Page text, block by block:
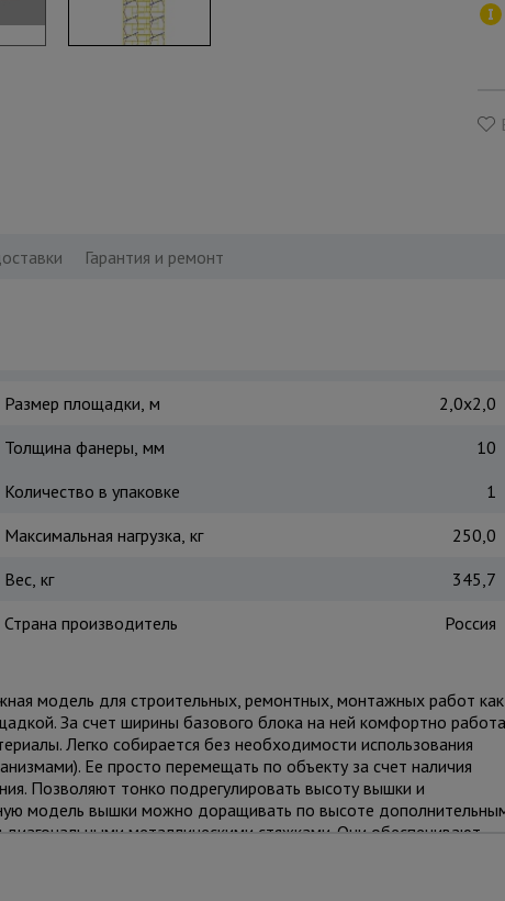
Гарантия и ремонт
Размер площадки, м
2,0x2,0
Толщина фанеры, мм
10
Количество в упаковке
1
Максимальная нагрузка, кг
250,0
Вес, кг
345,7
Страна производитель
Россия
модель для строительных, ремонтных, монтажных работ как
За счет ширины базового блока на ней комфортно
Легко собирается без необходимости использования
Ее просто перемещать по объекту за счет наличия
Позволяют тонко подрегулировать высоту вышки и
модель вышки можно доращивать по высоте
металлическими стяжками. Они обеспечивают
из фанеры толщиной 10 мм, состоит из четырех независимых
для проведения работ. Также настилы можно размещать на